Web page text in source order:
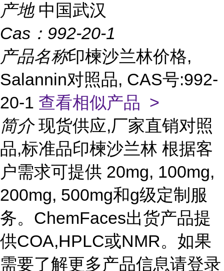
产地 中国武汉
Cas： 992-20-1
产品名称印楝沙兰林价格,
Salannin对照品, CAS号:992-
20-1 查看相似产品 >
简介 现货供应,厂家直销对照
品,标准品印楝沙兰林 根据客
户需求可提供 20mg, 100mg,
200mg, 500mg和g级定制服
务。ChemFaces出货产品提
供COA,HPLC或NMR。如果
需要了解更多产品信息请登录